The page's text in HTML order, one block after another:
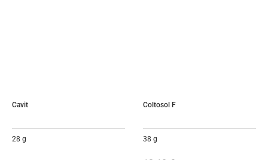
Cavit
28 g
Coltosol F
38 g